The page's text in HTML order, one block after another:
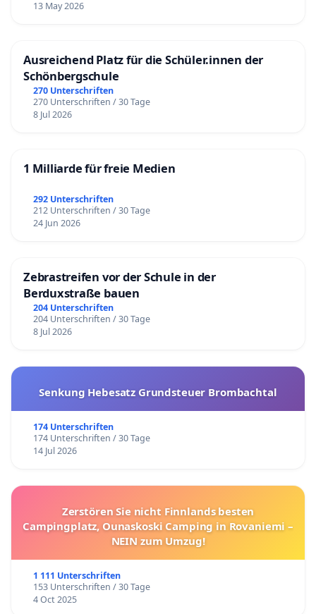
13 May 2026
Ausreichend Platz für die Schüler.innen der
Schönbergschule
270 Unterschriften
270 Unterschriften / 30 Tage
8 Jul 2026
1 Milliarde für freie Medien
292 Unterschriften
212 Unterschriften / 30 Tage
24 Jun 2026
Zebrastreifen vor der Schule in der
Berduxstraße bauen
204 Unterschriften
204 Unterschriften / 30 Tage
8 Jul 2026
Senkung Hebesatz Grundsteuer Brombachtal
174 Unterschriften
174 Unterschriften / 30 Tage
14 Jul 2026
Zerstören Sie nicht Finnlands besten
Campingplatz, Ounaskoski Camping in Rovaniemi –
NEIN zum Umzug!
1 111 Unterschriften
153 Unterschriften / 30 Tage
4 Oct 2025